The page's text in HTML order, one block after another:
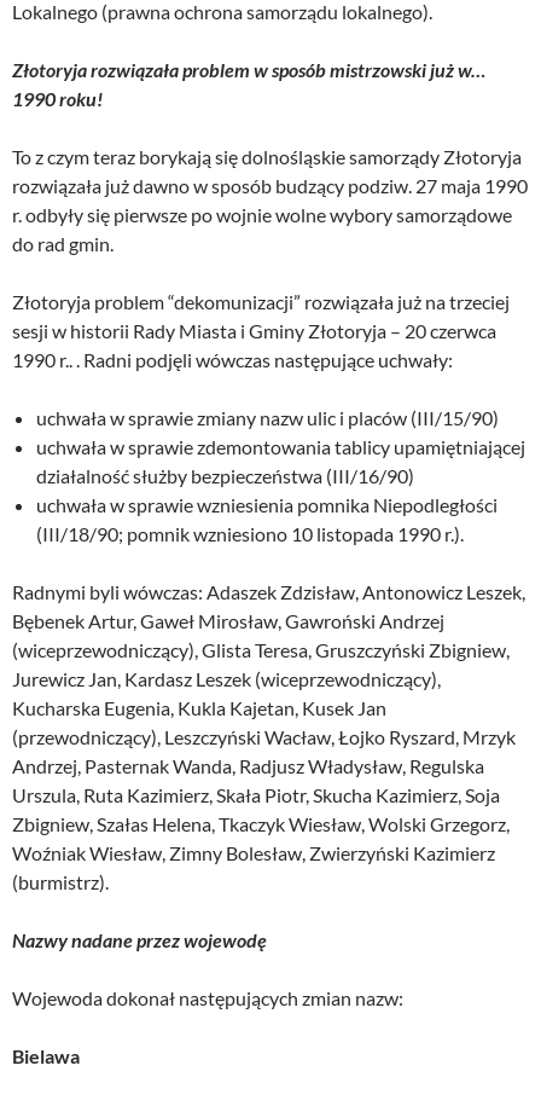
Lokalnego (prawna ochrona samorządu lokalnego).
Złotoryja rozwiązała problem w sposób mistrzowski już w…
1990 roku!
To z czym teraz borykają się dolnośląskie samorządy Złotoryja
rozwiązała już dawno w sposób budzący podziw. 27 maja 1990
r. odbyły się pierwsze po wojnie wolne wybory samorządowe
do rad gmin.
Złotoryja problem “dekomunizacji” rozwiązała już na trzeciej
sesji w historii Rady Miasta i Gminy Złotoryja – 20 czerwca
1990 r.. . Radni podjęli wówczas następujące uchwały:
uchwała w sprawie zmiany nazw ulic i placów (III/15/90)
uchwała w sprawie zdemontowania tablicy upamiętniającej
działalność służby bezpieczeństwa (III/16/90)
uchwała w sprawie wzniesienia pomnika Niepodległości
(III/18/90; pomnik wzniesiono 10 listopada 1990 r.).
Radnymi byli wówczas: Adaszek Zdzisław, Antonowicz Leszek,
Bębenek Artur, Gaweł Mirosław, Gawroński Andrzej
(wiceprzewodniczący), Glista Teresa, Gruszczyński Zbigniew,
Jurewicz Jan, Kardasz Leszek (wiceprzewodniczący),
Kucharska Eugenia, Kukla Kajetan, Kusek Jan
(przewodniczący), Leszczyński Wacław, Łojko Ryszard, Mrzyk
Andrzej, Pasternak Wanda, Radjusz Władysław, Regulska
Urszula, Ruta Kazimierz, Skała Piotr, Skucha Kazimierz, Soja
Zbigniew, Szałas Helena, Tkaczyk Wiesław, Wolski Grzegorz,
Woźniak Wiesław, Zimny Bolesław, Zwierzyński Kazimierz
(burmistrz).
Nazwy nadane przez wojewodę
Wojewoda dokonał następujących zmian nazw:
Bielawa